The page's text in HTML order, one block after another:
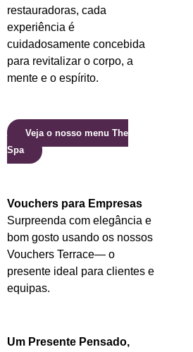
restauradoras, cada
experiência é
cuidadosamente concebida
para revitalizar o corpo, a
mente e o espírito.
Veja o nosso menu The
Spa
Vouchers para Empresas
Surpreenda com elegância e
bom gosto usando os nossos
Vouchers Terrace— o
presente ideal para clientes e
equipas.
Um Presente Pensado,